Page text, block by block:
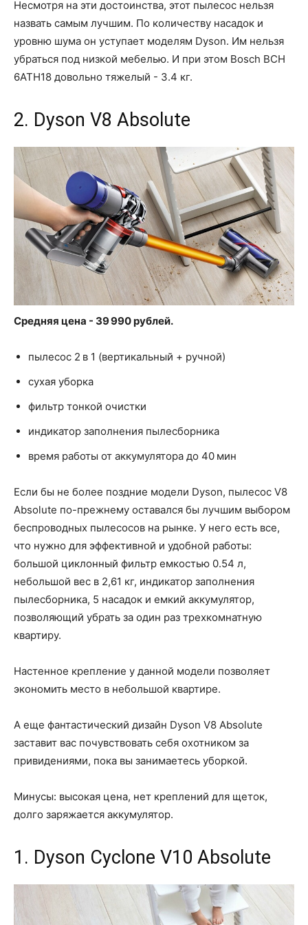
Несмотря на эти достоинства, этот пылесос нельзя
назвать самым лучшим. По количеству насадок и
уровню шума он уступает моделям Dyson. Им нельзя
убраться под низкой мебелью. И при этом Bosch BCH
6ATH18 довольно тяжелый - 3.4 кг.
2. Dyson V8 Absolute
Средняя цена - 39 990 рублей.
пылесос 2 в 1 (вертикальный + ручной)
сухая уборка
фильтр тонкой очистки
индикатор заполнения пылесборника
время работы от аккумулятора до 40 мин
Если бы не более поздние модели Dyson, пылесос V8
Absolute по-прежнему оставался бы лучшим выбором
беспроводных пылесосов на рынке. У него есть все,
что нужно для эффективной и удобной работы:
большой циклонный фильтр емкостью 0.54 л,
небольшой вес в 2,61 кг, индикатор заполнения
пылесборника, 5 насадок и емкий аккумулятор,
позволяющий убрать за один раз трехкомнатную
квартиру.
Настенное крепление у данной модели позволяет
экономить место в небольшой квартире.
А еще фантастический дизайн Dyson V8 Absolute
заставит вас почувствовать себя охотником за
привидениями, пока вы занимаетесь уборкой.
Минусы: высокая цена, нет креплений для щеток,
долго заряжается аккумулятор.
1. Dyson Cyclone V10 Absolute